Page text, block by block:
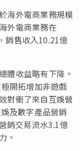
海外電商業務規模
外電商業務在
銷售收入10.21億
體收益略有下降。
開拓增加非遊戲
對衝了來自互娛營
及數字產品營銷
銷交易流水3.1億
。